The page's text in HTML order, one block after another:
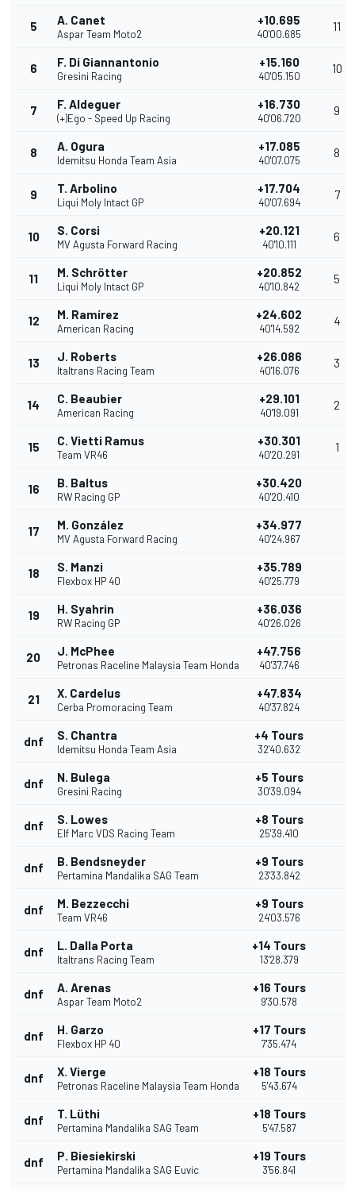
5 A. Canet
Aspar Team Moto2
+10.695
40'00.685
11
6 F. Di Giannantonio
Gresini Racing
+15.160
40'05.150
10
7 F. Aldeguer
(+)Ego - Speed Up Racing
+16.730
40'06.720
9
8 A. Ogura
Idemitsu Honda Team Asia
+17.085
40'07.075
8
9 T. Arbolino
Liqui Moly Intact GP
+17.704
40'07.694
7
10 S. Corsi
MV Agusta Forward Racing
+20.121
40'10.111
6
11 M. Schrötter
Liqui Moly Intact GP
+20.852
40'10.842
5
12 M. Ramírez
American Racing
+24.602
40'14.592
4
13 J. Roberts
Italtrans Racing Team
+26.086
40'16.076
3
14 C. Beaubier
American Racing
+29.101
40'19.091
2
15 C. Vietti Ramus
Team VR46
+30.301
40'20.291
1
16 B. Baltus
RW Racing GP
+30.420
40'20.410
17 M. González
MV Agusta Forward Racing
+34.977
40'24.967
18 S. Manzi
Flexbox HP 40
+35.789
40'25.779
19 H. Syahrin
RW Racing GP
+36.036
40'26.026
20 J. McPhee
Petronas Raceline Malaysia Team Honda
+47.756
40'37.746
21 X. Cardelus
Cerba Promoracing Team
+47.834
40'37.824
dnf S. Chantra
Idemitsu Honda Team Asia
+4 Tours
32'40.632
dnf N. Bulega
Gresini Racing
+5 Tours
30'39.094
dnf S. Lowes
Elf Marc VDS Racing Team
+8 Tours
25'39.410
dnf B. Bendsneyder
Pertamina Mandalika SAG Team
+9 Tours
23'33.842
dnf M. Bezzecchi
Team VR46
+9 Tours
24'03.576
dnf L. Dalla Porta
Italtrans Racing Team
+14 Tours
13'28.379
dnf A. Arenas
Aspar Team Moto2
+16 Tours
9'30.578
dnf H. Garzo
Flexbox HP 40
+17 Tours
7'35.474
dnf X. Vierge
Petronas Raceline Malaysia Team Honda
+18 Tours
5'43.674
dnf T. Lüthi
Pertamina Mandalika SAG Team
+18 Tours
5'47.587
dnf P. Biesiekirski
Pertamina Mandalika SAG Euvic
+19 Tours
3'56.841